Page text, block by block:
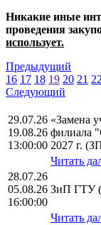
Никакие иные
проведения
использует.
Предыдущий
16 17 18 19 20 21 22
Следующий
29.07.26
19.08.26
13:00:00
«Замена
филиала
2027 г.
Читать
28.07.26
05.08.26
16:00:00
ЗиП ГТУ
Читать